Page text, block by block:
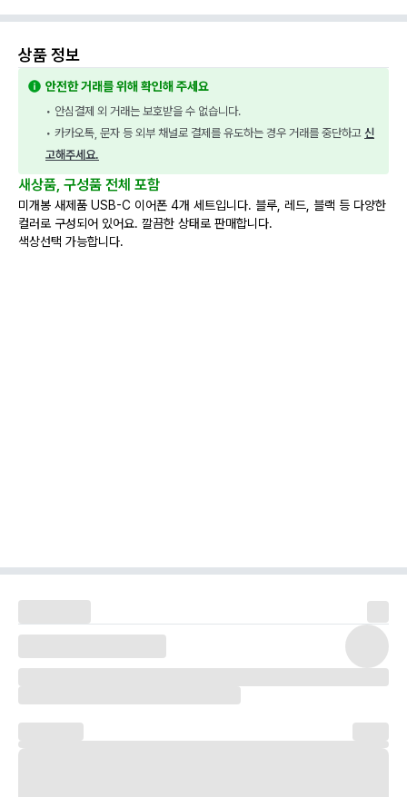
상품 정보
안전한 거래를 위해 확인해 주세요
• 안심결제 외 거래는 보호받을 수 없습니다.
• 카카오톡, 문자 등 외부 채널로 결제를 유도하는 경우 거래를 중단하고 신
고해주세요.
새상품, 구성품 전체 포함
미개봉 새제품 USB-C 이어폰 4개 세트입니다. 블루, 레드, 블랙 등 다양한
컬러로 구성되어 있어요. 깔끔한 상태로 판매합니다.
색상선택 가능합니다.